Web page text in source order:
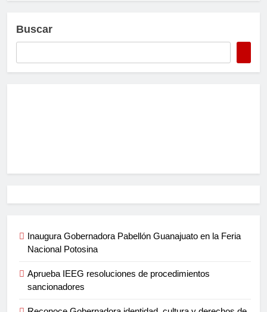
Buscar
Inaugura Gobernadora Pabellón Guanajuato en la Feria
Nacional Potosina
Aprueba IEEG resoluciones de procedimientos
sancionadores